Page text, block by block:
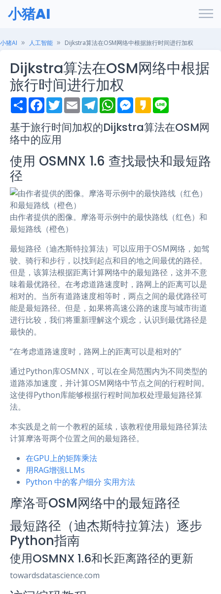
小猪AI
小猪AI 人工智能 Dijkstra算法在OSM网络中根据旅行时间进行加权
Dijkstra算法在OSM网络中根据
旅行时间进行加权
S
h
r
e
F
a
e
b
o
k
T
w
t
t
E
m
i
l
T
e
e
g
m
W
h
t
s
p
M
e
s
e
e
r
K
a
a
o
e
基于旅行时间加权的Dijkstra算法在OSM网
络中的应用
使用 OSMNX 1.6 查找最快和最短路
径
由作者提供的图像。摩洛哥示例中的最快路线（红色）和
最短路线（橙色）
最短路径（迪杰斯特拉算法）可以应用于OSM网络，如驾
驶、骑行和步行，以找到起点和目的地之间最优的路径。
但是，该算法根据距离计算网络中的最短路径，这并不意
味着最优路径。在考虑道路速度时，路网上的距离可以是
相对的。当所有道路速度相等时，两点之间的最优路径可
能是最短路径。但是，如果将高速公路的速度与城市街道
进行比较，我们将重新理解这个观念，认识到最优路径是
最快的。
“在考虑道路速度时，路网上的距离可以是相对的”
通过Python库OSMNX，可以在全局范围内为不同类型的
道路添加速度，并计算OSM网络中节点之间的行程时间。
这使得Python库能够根据行程时间加权处理最短路径算
法。
本实践是之前一个教程的延续，该教程使用最短路径算法
计算摩洛哥两个位置之间的最短路径。
在GPU上的矩阵乘法
用RAG增强LLMs
Python 中的客户细分 实用方法
摩洛哥OSM网络中的最短路径
最短路径（迪杰斯特拉算法）逐步
Python指南
使用OSMNX 1.6和长距离路径的更新
towardsdatascience.com